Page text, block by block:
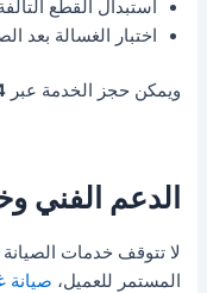
استبدال القطع
اختبار الغسالة بعد
ويمكن حجز الخدمة عبر
الدعم الفني
لا تتوقف خدمات
المستمر للعميل، صيانة